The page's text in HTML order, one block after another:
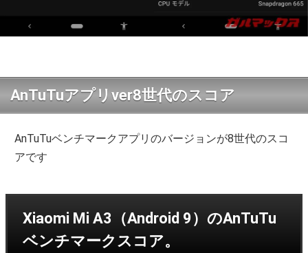
AnTuTuアプリver8世代のスコア
AnTuTuベンチマークアプリのバージョンが8世代のスコ
アです
Xiaomi Mi A3（Android 9）のAnTuTu
ベンチマークスコア。